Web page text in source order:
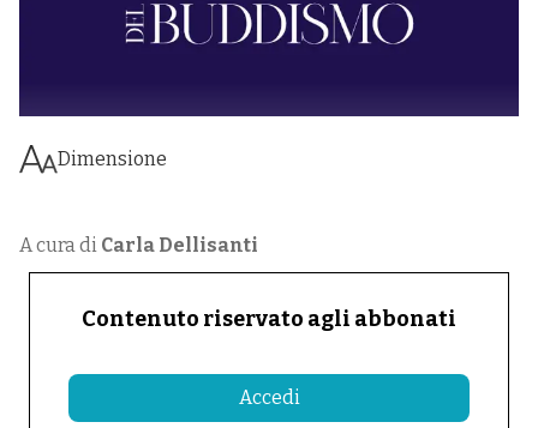
Dimensione
A cura di Carla Dellisanti
Contenuto riservato agli abbonati
Accedi